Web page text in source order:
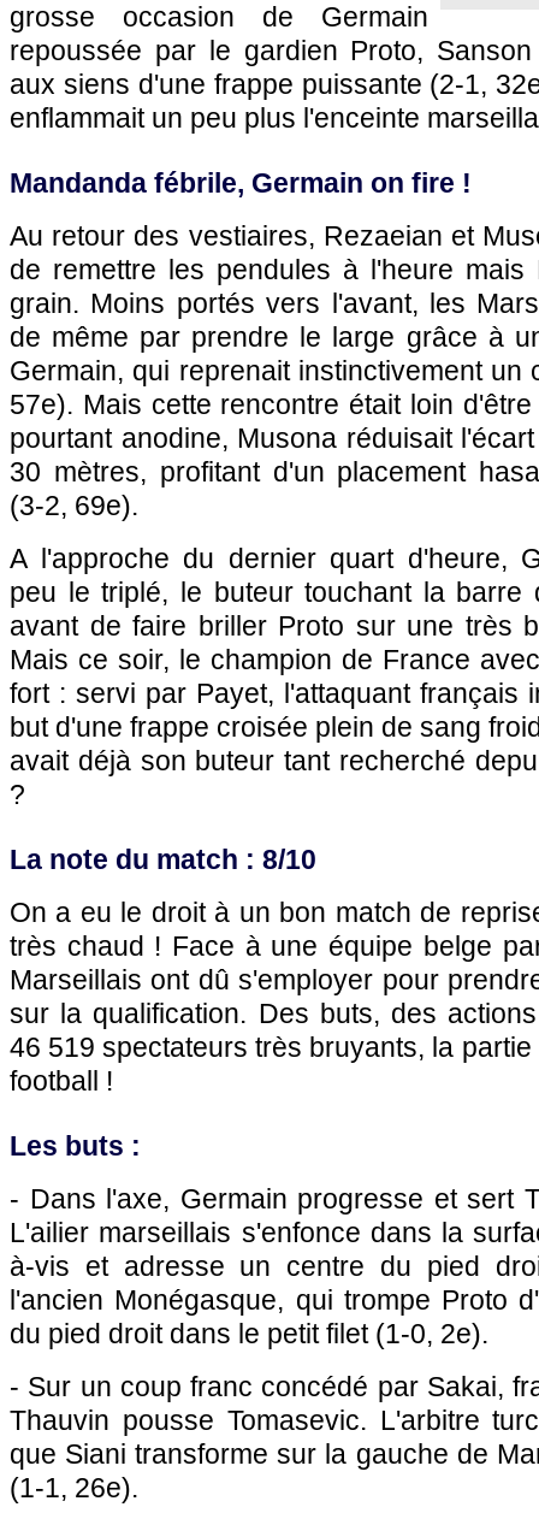
grosse occasion de Germain
repoussée par le gardien Proto,
aux siens d'une frappe puissante (2-1,
enflammait un peu plus l'enceinte
Mandanda fébrile, Germain on fire !
Au retour des vestiaires, Rezaeian et
de remettre les pendules à l'heure mais
grain. Moins portés vers l'avant, les
de même par prendre le large grâce à
Germain, qui reprenait instinctivement un
57e). Mais cette rencontre était loin
pourtant anodine, Musona réduisait
30 mètres, profitant d'un placement
(3-2, 69e).
A l'approche du dernier quart d'heure,
peu le triplé, le buteur touchant la barre
avant de faire briller Proto sur une très
Mais ce soir, le champion de France
fort : servi par Payet, l'attaquant français
but d'une frappe croisée plein de sang
avait déjà son buteur tant recherché
?
La note du match : 8/10
On a eu le droit à un bon match de
très chaud ! Face à une équipe belge
Marseillais ont dû s'employer pour
sur la qualification. Des buts, des
46 519 spectateurs très bruyants, la
football !
Les buts :
- Dans l'axe, Germain progresse et sert
L'ailier marseillais s'enfonce dans la
à-vis et adresse un centre du pied
l'ancien Monégasque, qui trompe Proto
du pied droit dans le petit filet (1-0, 2e).
- Sur un coup franc concédé par Sakai,
Thauvin pousse Tomasevic. L'arbitre
que Siani transforme sur la gauche de
(1-1, 26e).